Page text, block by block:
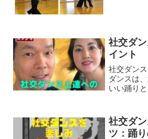
社交ダ
イント
社交ダン
ダンスは
いい踊り
る中で、
られるこ
社交ダ
ツ：踊